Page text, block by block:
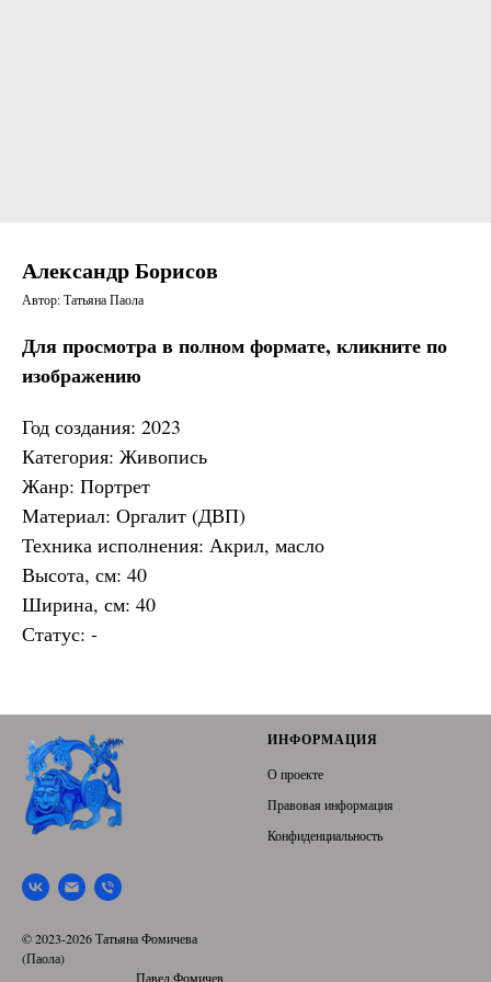
Александр Борисов
Автор: Татьяна Паола
Для просмотра в полном формате, кликните по
изображению
Год создания: 2023
Категория: Живопись
Жанр: Портрет
Материал: Оргалит (ДВП)
Техника исполнения: Акрил, масло
Высота, см: 40
Ширина, см: 40
Статус: -
© 2023-2026 Татьяна Фомичева
(Паола)
Павел Фомичев
ИНФОРМАЦИЯ
О проекте
Правовая информация
Конфиденциальность